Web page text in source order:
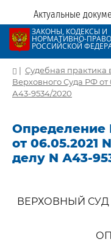
Актуальные
ЗАКОНЫ, КОДЕКСЫ И
НОРМАТИВНО-
РОССИЙСКОЙ
| Судебная практика
Верховного Суда РФ от
А43-9534/2020
Определение
от 06.05.2021
делу N А43-
ВЕРХОВНЫЙ